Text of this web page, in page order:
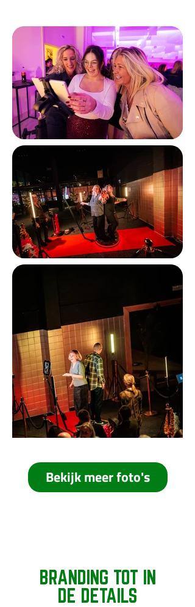
Bekijk meer foto's
BRANDING TOT IN
DE DETAILS